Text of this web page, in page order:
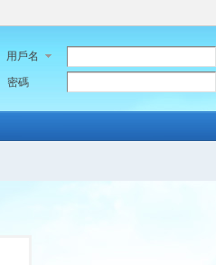
用戶名
密碼